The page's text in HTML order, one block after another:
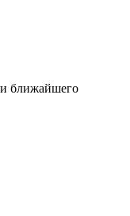
ближайшего